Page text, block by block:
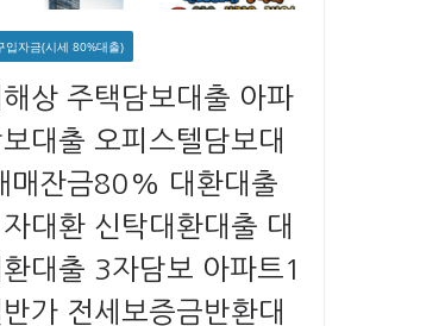
입자금(시세 80%대출)
상 주택담보대출 아파
대출 오피스텔담보대
매잔금80% 대환대출
대환 신탁대환대출 대
대출 3자담보 아파트1
가 전세보증금반환대